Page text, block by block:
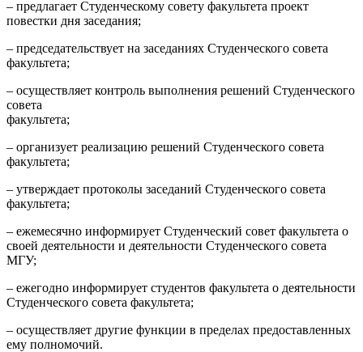
– предлагает Студенческому совету факультета проект
повестки дня заседания;
– председательствует на заседаниях Студенческого совета
факультета;
– осуществляет контроль выполнения решений Студенческого
совета
факультета;
– организует реализацию решений Студенческого совета
факультета;
– утверждает протоколы заседаний Студенческого совета
факультета;
– ежемесячно информирует Студенческий совет факультета о
своей деятельности и деятельности Студенческого совета
МГУ;
– ежегодно информирует студентов факультета о деятельности
Студенческого совета факультета;
– осуществляет другие функции в пределах предоставленных
ему полномочий.